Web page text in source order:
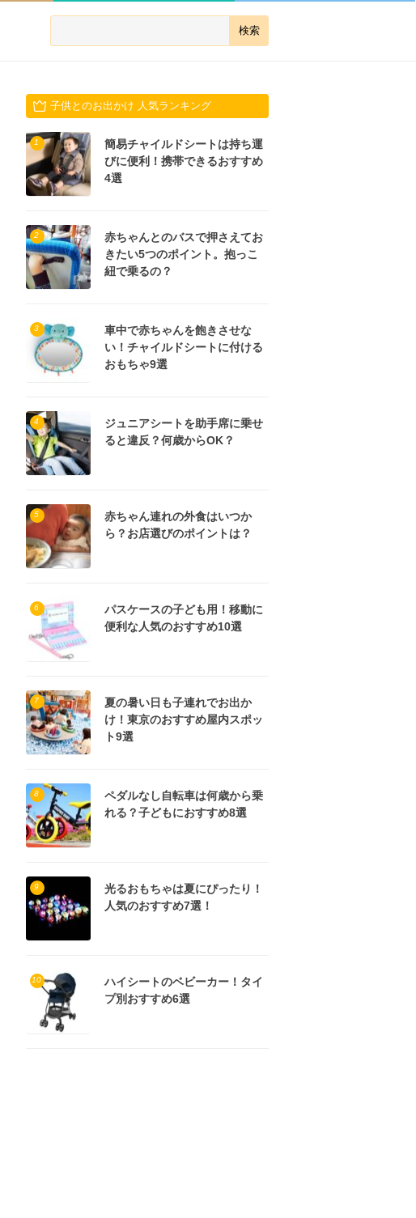
子供とのお出かけ 人気ランキング
1
簡易チャイルドシートは持ち運
びに便利！携帯できるおすすめ
4選
2
赤ちゃんとのバスで押さえてお
きたい5つのポイント。抱っこ
紐で乗るの？
3
車中で赤ちゃんを飽きさせな
い！チャイルドシートに付ける
おもちゃ9選
4
ジュニアシートを助手席に乗せ
ると違反？何歳からOK？
5
赤ちゃん連れの外食はいつか
ら？お店選びのポイントは？
6
パスケースの子ども用！移動に
便利な人気のおすすめ10選
7
夏の暑い日も子連れでお出か
け！東京のおすすめ屋内スポッ
ト9選
8
ペダルなし自転車は何歳から乗
れる？子どもにおすすめ8選
9
光るおもちゃは夏にぴったり！
人気のおすすめ7選！
10
ハイシートのベビーカー！タイ
プ別おすすめ6選